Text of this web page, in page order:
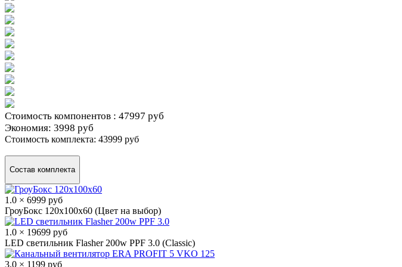
Стоимость компонентов : 47997 руб
Экономия: 3998 руб
Стоимость комплекта: 43999 руб
Состав комплекта
1.0 × 6999 руб
ГроуБокс 120x100x60 (Цвет на выбор)
1.0 × 19699 руб
LED светильник Flasher 200w PPF 3.0 (Classic)
3.0 × 1199 руб